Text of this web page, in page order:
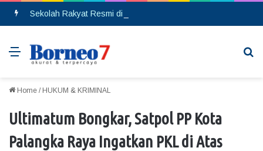
Menu
Home / HUKUM & KRIMINAL
Ultimatum Bongkar, Satpol PP Kota
Palangka Raya Ingatkan PKL di Atas